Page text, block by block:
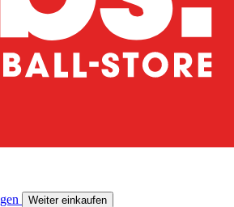
Weiter einkaufen